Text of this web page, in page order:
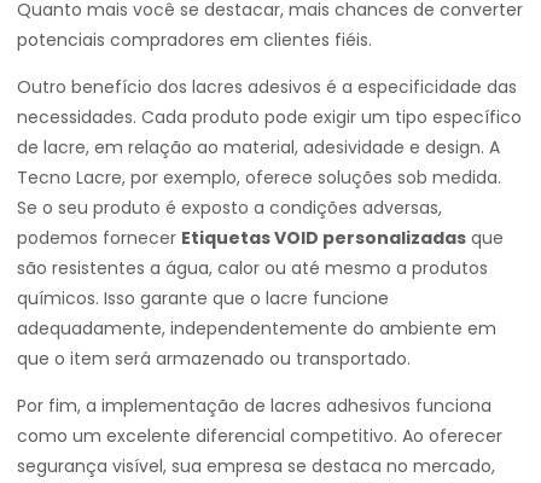
Quanto mais você se destacar, mais chances de converter
potenciais compradores em clientes fiéis.
Outro benefício dos lacres adesivos é a especificidade das
necessidades. Cada produto pode exigir um tipo específico
de lacre, em relação ao material, adesividade e design. A
Tecno Lacre, por exemplo, oferece soluções sob medida.
Se o seu produto é exposto a condições adversas,
podemos fornecer Etiquetas VOID personalizadas que
são resistentes a água, calor ou até mesmo a produtos
químicos. Isso garante que o lacre funcione
adequadamente, independentemente do ambiente em
que o item será armazenado ou transportado.
Por fim, a implementação de lacres adhesivos funciona
como um excelente diferencial competitivo. Ao oferecer
segurança visível, sua empresa se destaca no mercado,